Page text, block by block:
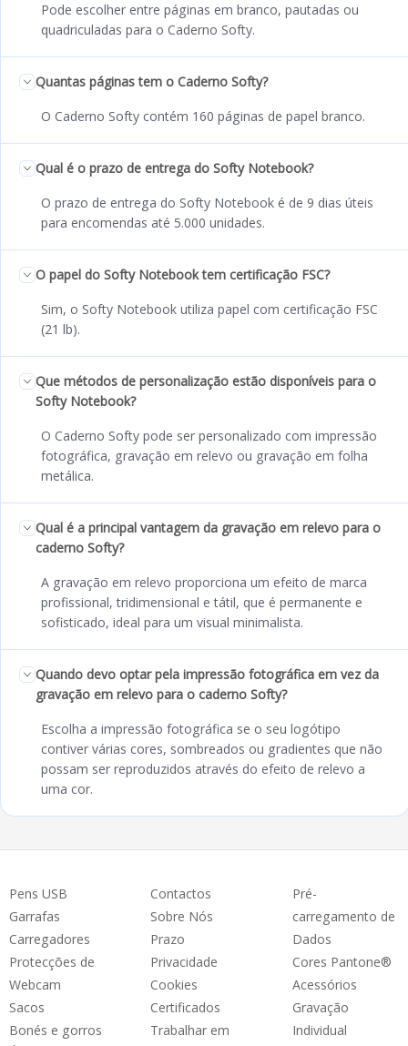
Pode escolher entre páginas em branco, pautadas ou
quadriculadas para o Caderno Softy.
Quantas páginas tem o Caderno Softy?
O Caderno Softy contém 160 páginas de papel branco.
Qual é o prazo de entrega do Softy Notebook?
O prazo de entrega do Softy Notebook é de 9 dias úteis
para encomendas até 5.000 unidades.
O papel do Softy Notebook tem certificação FSC?
Sim, o Softy Notebook utiliza papel com certificação FSC
(21 lb).
Que métodos de personalização estão disponíveis para o
Softy Notebook?
O Caderno Softy pode ser personalizado com impressão
fotográfica, gravação em relevo ou gravação em folha
metálica.
Qual é a principal vantagem da gravação em relevo para o
caderno Softy?
A gravação em relevo proporciona um efeito de marca
profissional, tridimensional e tátil, que é permanente e
sofisticado, ideal para um visual minimalista.
Quando devo optar pela impressão fotográfica em vez da
gravação em relevo para o caderno Softy?
Escolha a impressão fotográfica se o seu logótipo
contiver várias cores, sombreados ou gradientes que não
possam ser reproduzidos através do efeito de relevo a
uma cor.
Pens USB
Garrafas
Carregadores
Protecções de
Webcam
Sacos
Bonés e gorros
Contactos
Sobre Nós
Prazo
Privacidade
Cookies
Certificados
Trabalhar em
Pré-
carregamento de
Dados
Cores Pantone®
Acessórios
Gravação
Individual